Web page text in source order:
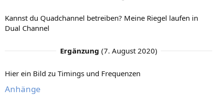
Kannst du Quadchannel betreiben? Meine Riegel laufen in
Dual Channel
Ergänzung (7. August 2020)
Hier ein Bild zu Timings und Frequenzen
Anhänge